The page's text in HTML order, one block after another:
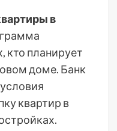
в
кто планирует
доме. Банк
квартир в